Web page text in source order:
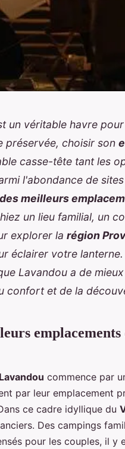
un véritable havre
préservée, choisir son
casse-tête tant les
l'abondance de
meilleurs
un lieu familial, un
explorer la région
éclairer votre
Lavandou a de
confort et de la
emplacements
commence par
par leur emplacement
ce cadre idyllique du
Des campings
pour les couples, il y